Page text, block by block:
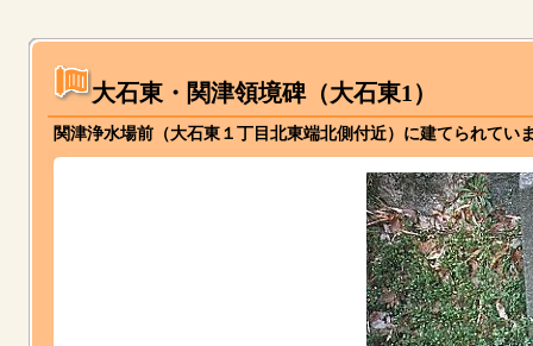
大石東・関津領境碑（大石東1）
関津浄水場前（大石東１丁目北東端北側付近）に建てられて